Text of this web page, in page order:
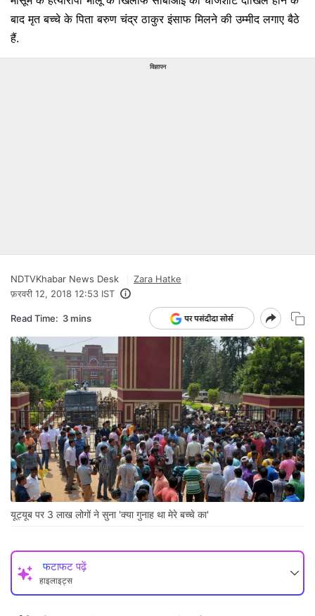
बाद मृत बच्चे के पिता बरुण चंद्र ठाकुर इंसाफ मिलने की उम्मीद लगाए बैठे
हैं.
विज्ञापन
NDTVKhabar News Desk
Zara Hatke
फ़रवरी 12, 2018 12:53 IST
Read Time: 3 mins
यूट्यूब पर 3 लाख लोगों ने सुना 'क्या गुनाह था मेरे बच्चे का'
फटाफट पढ़ें
हाइलाइट्स